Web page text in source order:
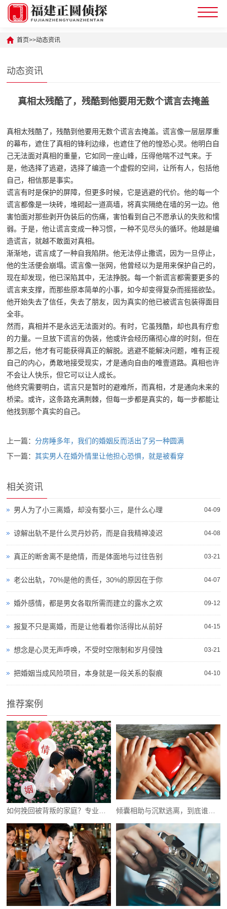
首页>>动态资讯
动态资讯
真相太残酷了，残酷到他要用无数个谎言去掩盖
真相太残酷了，残酷到他要用无数个谎言去掩盖。谎言像一层层厚重
的幕布，遮住了真相的锋利边缘，也遮住了他的惶恐心灵。他明白自
己无法面对真相的重量，它如同一座山峰，压得他喘不过气来。于
是，他选择了逃避，选择了编造一个虚假的空间，让所有人，包括他
自己，相信那是事实。
谎言有时是保护的屏障，但更多时候，它是逃避的代价。他的每一个
谎言都像是一块砖，堆砌起一道高墙，将真实隔绝在墙的另一边。他
害怕面对那些剥开伪装后的伤痛，害怕看到自己不愿承认的失败和懦
弱。于是，他让谎言变成一种习惯，一种不见尽头的循环。他越是编
造谎言，就越不敢面对真相。
渐渐地，谎言成了一种自我陷阱。他无法停止撒谎，因为一旦停止，
他的生活便会崩塌。谎言像一张网，他曾经以为是用来保护自己的，
现在却发现，他已深陷其中，无法挣脱。每一个新谎言都需要更多的
谎言来支撑，而那些原本简单的小事，如今却变得复杂而摇摇欲坠。
他开始失去了信任，失去了朋友，因为真实的他已被谎言包装得面目
全非。
然而，真相并不是永远无法面对的。有时，它虽残酷，却也具有疗愈
的力量。一旦放下谎言的伪装，他或许会经历痛彻心扉的时刻，但在
那之后，他才有可能获得真正的解脱。逃避不能解决问题，唯有正视
自己的内心，勇敢地接受现实，才是通向自由的唯壹道路。真相也许
不会让人快乐，但它可以让人成长。
他终究需要明白，谎言只是暂时的避难所，而真相，才是通向未来的
桥梁。或许，这条路充满荆棘，但每一步都是真实的，每一步都能让
他找到那个真实的自己。
上一篇：分房睡多年，我们的婚姻反而活出了另一种圆满
下一篇：其实男人在婚外情里让他担心恐惧，就是被看穿
相关资讯
04-09
男人为了小三离婚，却没有娶小三，是什么心理
04-08
谅解出轨不是什么灵丹妙药，而是自我精神凌迟
03-21
真正的断舍离不是绝情，而是体面地与过往告别
04-07
老公出轨，70%是他的责任，30%的原因在于你
09-12
婚外感情，都是男女各取所需而建立的露水之欢
04-15
报复不只是离婚，而是让他看着你活得比从前好
03-21
想念是心灵无声呼唤，不受时空限制和岁月侵蚀
04-10
把婚姻当成风险项目，本身就是一段关系的裂痕
推荐案例
如何挽回被背叛的家庭？专业建议和解决方案 倾囊相助与沉默逃离，到底谁错了